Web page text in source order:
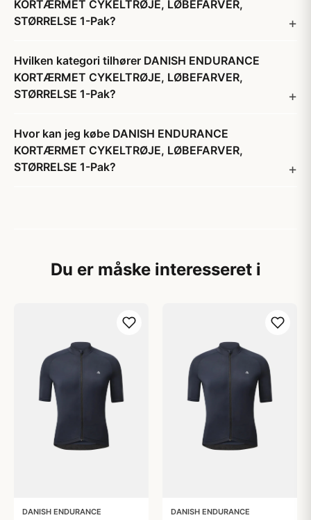
KORTÆRMET CYKELTRØJE, LØBEFARVER,
STØRRELSE 1-Pak?
Hvilken kategori tilhører DANISH ENDURANCE
KORTÆRMET CYKELTRØJE, LØBEFARVER,
STØRRELSE 1-Pak?
Hvor kan jeg købe DANISH ENDURANCE
KORTÆRMET CYKELTRØJE, LØBEFARVER,
STØRRELSE 1-Pak?
Du er måske interesseret i
DANISH ENDURANCE DANISH ENDURANCE